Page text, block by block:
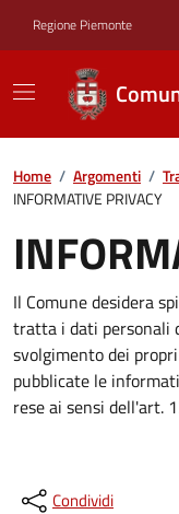
Regione Piemonte
Home / Argomenti /
INFORMATIVE PRIVACY
Il Comune desidera
tratta i dati personali
svolgimento dei
pubblicate le
rese ai sensi dell'art.
Condividi